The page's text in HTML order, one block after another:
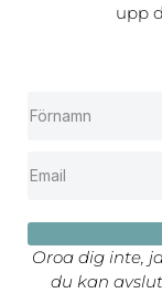
upp
Oroa dig inte,
du kan